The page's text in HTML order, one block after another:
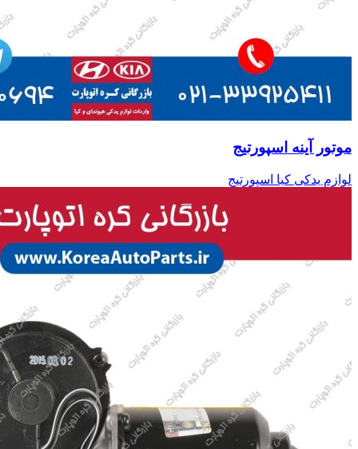
موتور آینه اسپورتیج
لوازم یدکی کیا اسپورتیج